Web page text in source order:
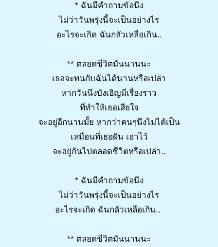
* ฉันมีคำถามข้อนึง
ไม่ว่าวันพรุ่งนี้จะเป็นอย่างไร
อะไรจะเกิด ฉันกลัวเหลือเกิน..
** ตลอดชีวิตมันนานนะ
เธอจะทนกับฉันได้นานหรือเปล่า
หากวันนึงบังเอิญมีเรื่องราว
ที่ทำให้เธอเสียใจ
จะอยู่อีกนานมั้ย หากว่าคนๆนึงไม่ได้เป็น
เหมือนที่เธอฝัน เอาไว้
จะอยู่กันไปตลอดชีวิตหรือเปล่า..
* ฉันมีคำถามข้อนึง
ไม่ว่าวันพรุ่งนี้จะเป็นอย่างไร
อะไรจะเกิด ฉันกลัวเหลือเกิน..
** ตลอดชีวิตมันนานนะ